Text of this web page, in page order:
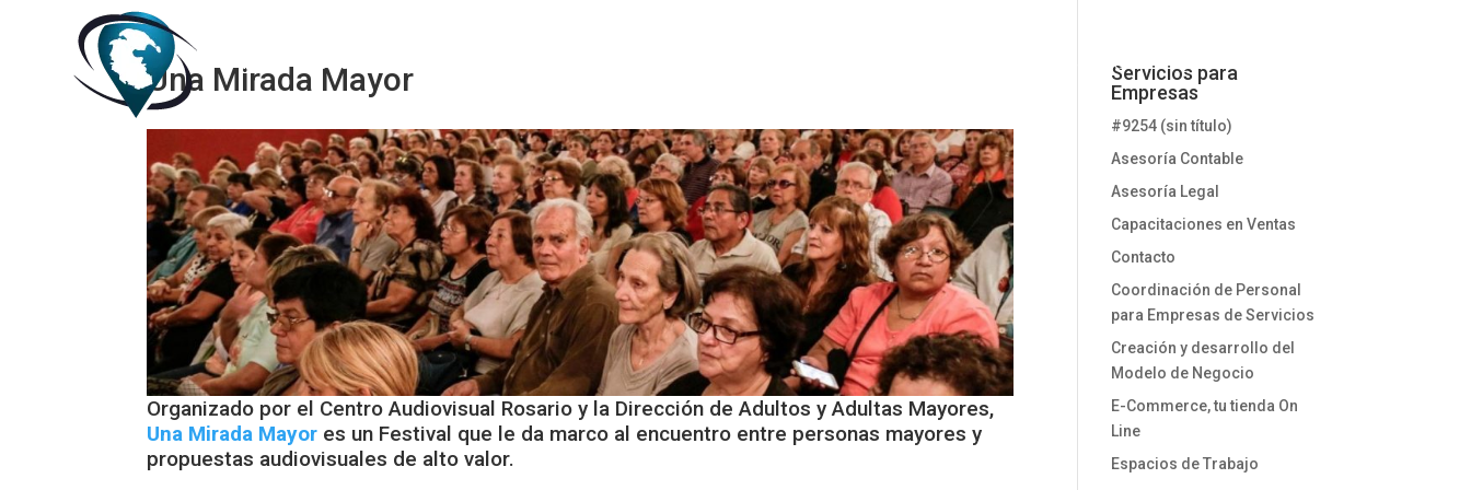
Inicio Empresas Asociadas RSE ¿Cómo Asociarme?
Una Mirada Mayor
Organizado por el Centro Audiovisual Rosario y la Dirección de Adultos y Adultas Mayores,
Una Mirada Mayor es un Festival que le da marco al encuentro entre personas mayores y
propuestas audiovisuales de alto valor.
Servicios para
Empresas
#9254 (sin título)
Asesoría Contable
Asesoría Legal
Capacitaciones en Ventas
Contacto
Coordinación de Personal
para Empresas de Servicios
Creación y desarrollo del
Modelo de Negocio
E-Commerce, tu tienda On
Line
Espacios de Trabajo